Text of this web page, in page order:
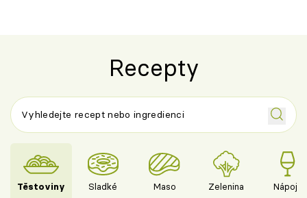
Recepty
Těstoviny Sladké Maso Zelenina Nápoje